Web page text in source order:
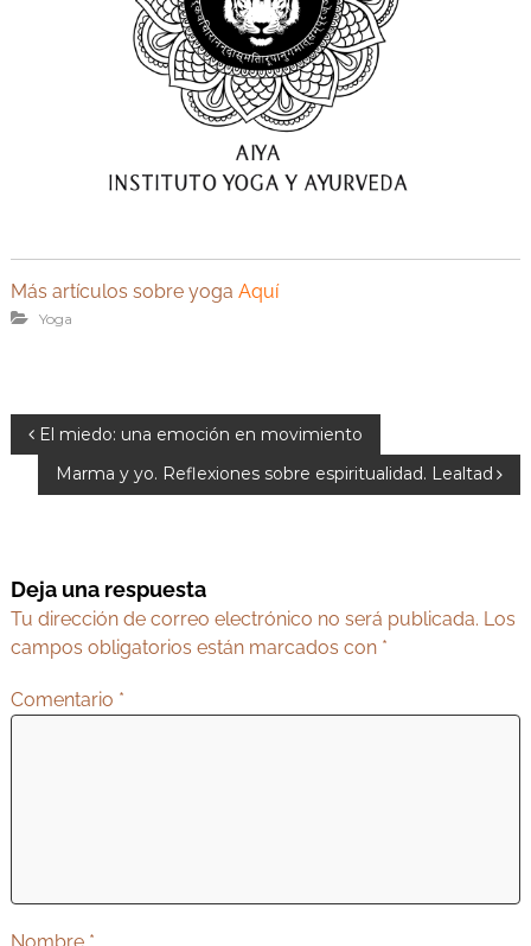
Más artículos sobre yoga Aquí
Yoga
a
c
ó
n
t
El miedo: una emoción en movimiento
Marma y yo. Reflexiones sobre espiritualidad. Lealtad
Deja una respuesta
Tu dirección de correo electrónico no será publicada. Los
campos obligatorios están marcados con *
Comentario *